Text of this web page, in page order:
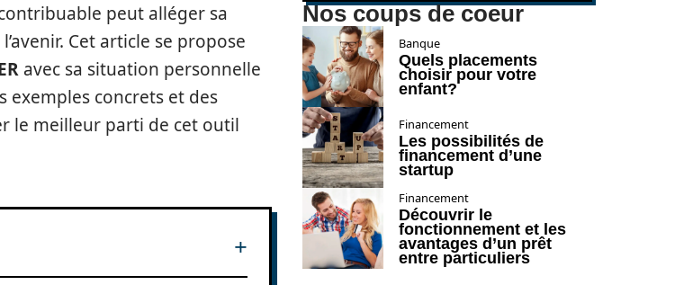
peut alléger sa
Cet article se propose
avec sa situation personnelle
exemples concrets et des
le meilleur parti de cet outil
Nos coups de coeur
Banque
Quels placements
choisir pour votre
enfant?
Financement
Les possibilités de
financement d’une
startup
Financement
Découvrir le
fonctionnement et les
avantages d’un prêt
entre particuliers